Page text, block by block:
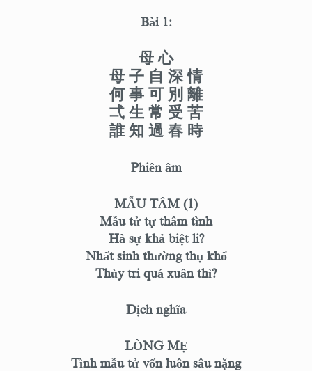
Bài 1:
母 心
母 子 自 深 情
何 事 可 別 離
弌 生 常 受 苦
誰 知 過 春 時
Phiên âm
MẪU TÂM (1)
Mẫu tử tự thâm tình
Hà sự khả biệt li?
Nhất sinh thường thụ khổ
Thùy tri quá xuân thì?
Dịch nghĩa
LÒNG MẸ
Tình mẫu tử vốn luôn sâu nặng